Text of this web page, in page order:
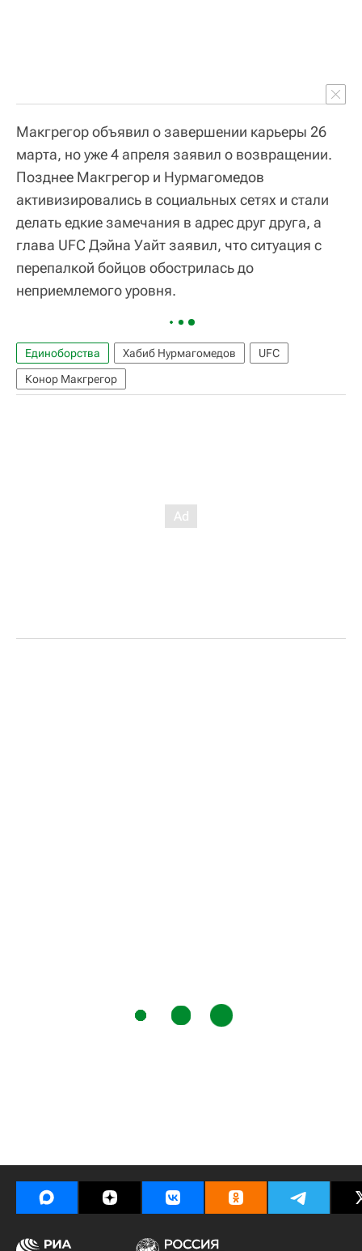
Макгрегор объявил о завершении карьеры 26
марта, но уже 4 апреля заявил о возвращении.
Позднее Макгрегор и Нурмагомедов
активизировались в социальных сетях и стали
делать едкие замечания в адрес друг друга, а
глава UFC Дэйна Уайт заявил, что ситуация с
перепалкой бойцов обострилась до
неприемлемого уровня.
Единоборства Хабиб Нурмагомедов
UFC
Конор Макгрегор